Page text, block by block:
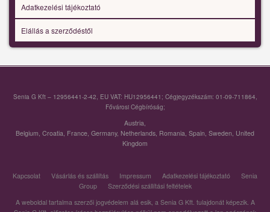
Adatkezelési tájékoztató
Elállás a szerződéstől
Senia G Kft – 12956441-2-42, EU VAT: HU12956441; Cégjegyzékszám: 01-09-711864,
Fővárosi Cégbíróság;
Austria,
Belgium, Croatia, France, Germany, Netherlands, Romania, Spain, Sweden, United
Kingdom
Kapcsolat Vásárlás és szállítás Impressum Adatkezelési tájékoztató
Senia
Group
Szerződési szállítási feltételek
A weboldal tartalma szerzői jogvédelem alá esik, a Senia G Kft. tulajdonát képezik. A